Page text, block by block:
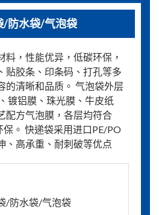
/防水袋/气泡袋
料，性能优异，低碳环保，
贴胶条、印条码、打孔等多
的清晰和品质。 气泡袋外层
镀铝膜、珠光膜、牛皮纸
配方气泡膜，各层均符合
保。 快递袋采用进口PE/PO
、高承重、耐刺破等优点
/防水袋/气泡袋